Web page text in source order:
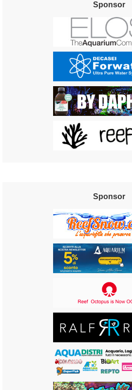
Sponsor
Sponsor